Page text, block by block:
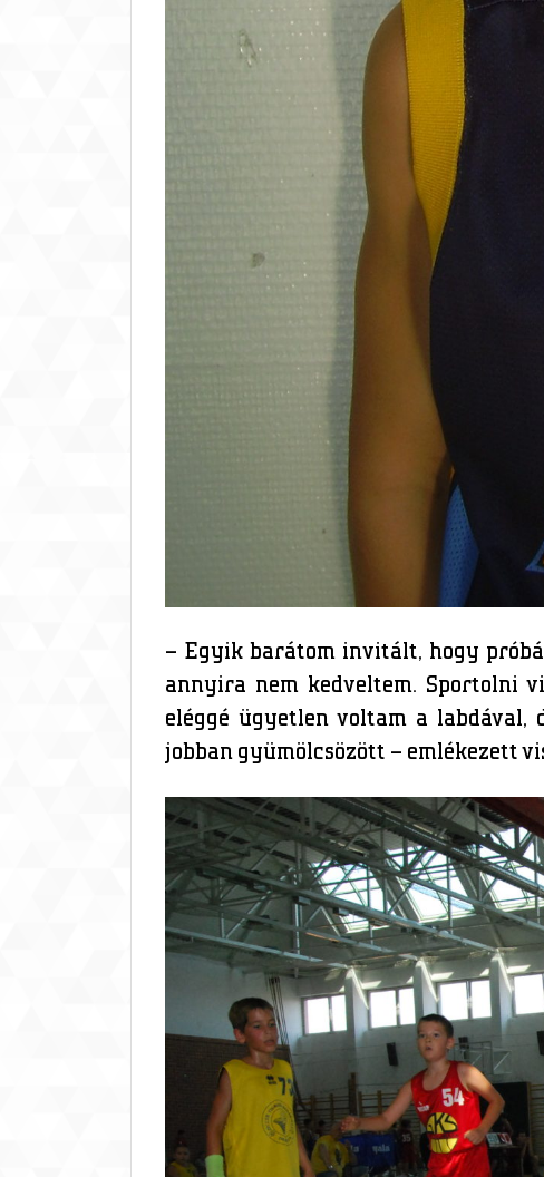
– Egyik barátom invitált, hogy
annyira nem kedveltem. Sportolni
eléggé ügyetlen voltam a labdával,
jobban gyümölcsözött – emlékezett